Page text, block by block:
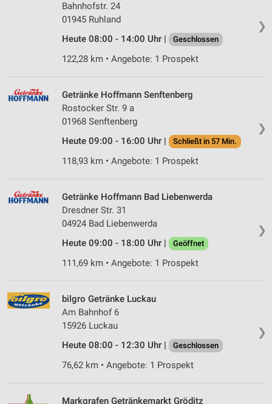
❯
Bahnhofstr. 24
01945 Ruhland
Heute 08:00 - 14:00 Uhr |
Geschlossen
122,28 km • Angebote: 1 Prospekt
❯
Getränke Hoffmann Senftenberg
Rostocker Str. 9 a
01968 Senftenberg
Heute 09:00 - 16:00 Uhr |
Schließt in 57 Min.
118,93 km • Angebote: 1 Prospekt
❯
Getränke Hoffmann Bad Liebenwerda
Dresdner Str. 31
04924 Bad Liebenwerda
Heute 09:00 - 18:00 Uhr |
Geöffnet
111,69 km • Angebote: 1 Prospekt
❯
bilgro Getränke Luckau
Am Bahnhof 6
15926 Luckau
Heute 08:00 - 12:30 Uhr |
Geschlossen
76,62 km • Angebote: 1 Prospekt
Markgrafen Getränkemarkt Gröditz